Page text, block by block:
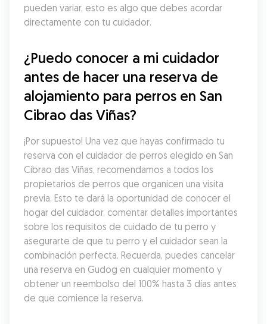
pueden variar, esto es algo que debes acordar
directamente con tu cuidador.
¿Puedo conocer a mi cuidador
antes de hacer una reserva de
alojamiento para perros en San
Cibrao das Viñas?
¡Por supuesto! Una vez que hayas confirmado tu
reserva con el cuidador de perros elegido en San
Cibrao das Viñas, recomendamos a todos los
propietarios de perros que organicen una visita
previa. Esto te dará la oportunidad de conocer el
hogar del cuidador, comentar detalles importantes
sobre los requisitos de cuidado de tu perro y
asegurarte de que tu perro y el cuidador sean la
combinación perfecta. Recuerda, puedes cancelar
una reserva en Gudog en cualquier momento y
obtener un reembolso del 100% hasta 3 días antes
de que comience la reserva.